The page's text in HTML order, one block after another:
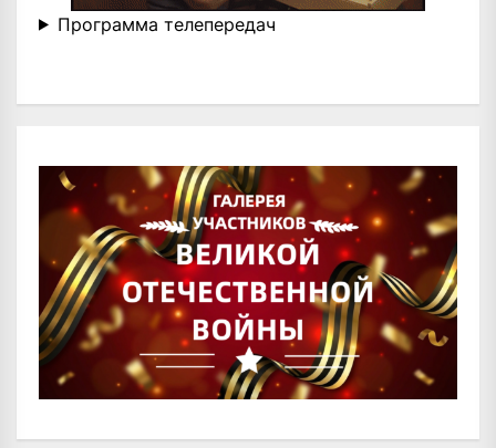
Программа телепередач